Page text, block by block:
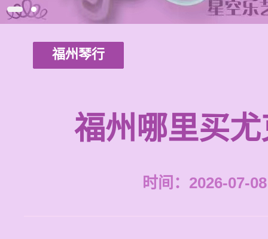
福州琴行
福州哪里买
时间：2026-07-